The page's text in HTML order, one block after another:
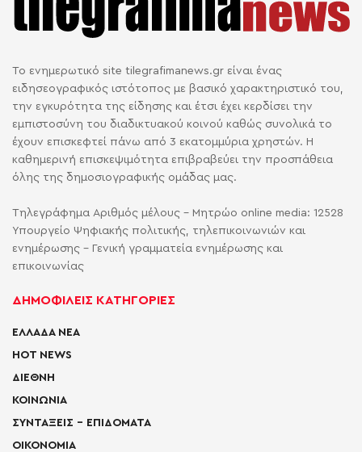
Το ενημερωτικό site tilegrafimanews.gr είναι ένας
ειδησεογραφικός ιστότοπος με βασικό χαρακτηριστικό του,
την εγκυρότητα της είδησης και έτσι έχει κερδίσει την
εμπιστοσύνη του διαδικτυακού κοινού καθώς συνολικά το
έχουν επισκεφτεί πάνω από 3 εκατομμύρια χρηστών. Η
καθημερινή επισκεψιμότητα επιβραβεύει την προσπάθεια
όλης της δημοσιογραφικής ομάδας μας.
Τηλεγράφημα Αριθμός μέλους - Μητρώο online media: 12528
Υπουργείο Ψηφιακής πολιτικής, τηλεπικοινωνιών και
ενημέρωσης - Γενική γραμματεία ενημέρωσης και
επικοινωνίας
ΔΗΜΟΦΙΛΕΙΣ ΚΑΤΗΓΟΡΙΕΣ
ΕΛΛΑΔΑ ΝΕΑ
HOT NEWS
ΔΙΕΘΝΗ
ΚΟΙΝΩΝΙΑ
ΣΥΝΤΑΞΕΙΣ – ΕΠΙΔΟΜΑΤΑ
ΟΙΚΟΝΟΜΙΑ